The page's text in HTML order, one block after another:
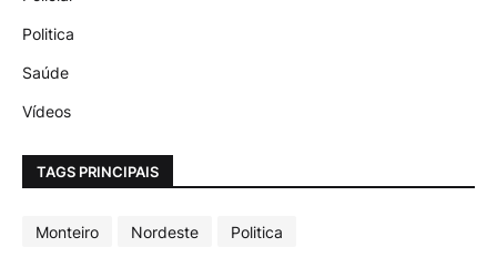
Politica
Saúde
Vídeos
TAGS PRINCIPAIS
Monteiro Nordeste Politica